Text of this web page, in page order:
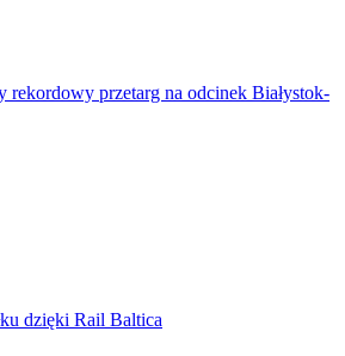
rekordowy przetarg na odcinek Białystok-
dzięki Rail Baltica